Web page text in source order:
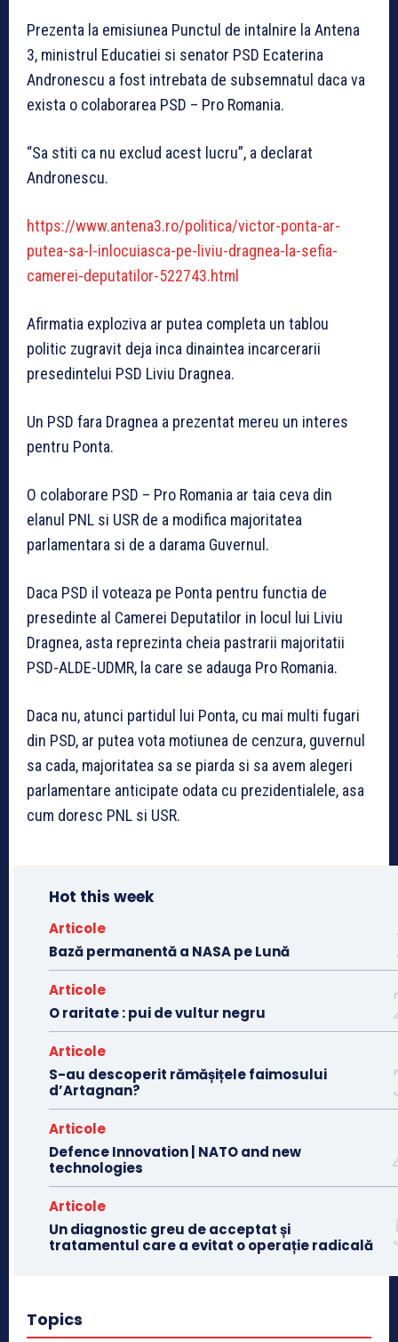
Prezenta la emisiunea Punctul de intalnire la Antena
3, ministrul Educatiei si senator PSD Ecaterina
Andronescu a fost intrebata de subsemnatul daca va
exista o colaborarea PSD – Pro Romania.
“Sa stiti ca nu exclud acest lucru”, a declarat
Andronescu.
https://www.antena3.ro/politica/victor-ponta-ar-
putea-sa-l-inlocuiasca-pe-liviu-dragnea-la-sefia-
camerei-deputatilor-522743.html
Afirmatia exploziva ar putea completa un tablou
politic zugravit deja inca dinaintea incarcerarii
presedintelui PSD Liviu Dragnea.
Un PSD fara Dragnea a prezentat mereu un interes
pentru Ponta.
O colaborare PSD – Pro Romania ar taia ceva din
elanul PNL si USR de a modifica majoritatea
parlamentara si de a darama Guvernul.
Daca PSD il voteaza pe Ponta pentru functia de
presedinte al Camerei Deputatilor in locul lui Liviu
Dragnea, asta reprezinta cheia pastrarii majoritatii
PSD-ALDE-UDMR, la care se adauga Pro Romania.
Daca nu, atunci partidul lui Ponta, cu mai multi fugari
din PSD, ar putea vota motiunea de cenzura, guvernul
sa cada, majoritatea sa se piarda si sa avem alegeri
parlamentare anticipate odata cu prezidentialele, asa
cum doresc PNL si USR.
Hot this week
Articole
Bază permanentă a NASA pe Lună
Articole
O raritate : pui de vultur negru
Articole
S-au descoperit rămășițele faimosului
d’Artagnan?
Articole
Defence Innovation | NATO and new
technologies
Articole
Un diagnostic greu de acceptat și
tratamentul care a evitat o operație radicală
Topics